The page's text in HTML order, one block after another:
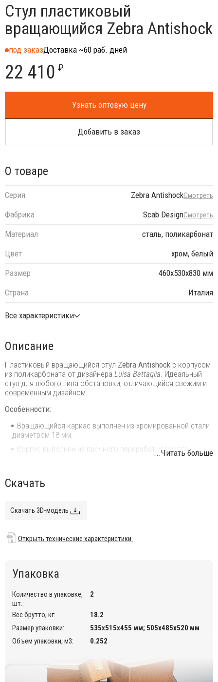
Стул пластиковый
вращающийся Zebra Antishock
под заказДоставка ~60 раб. дней
22 410 ₽
Узнать оптовую цену
Добавить в заказ
О товаре
Серия Zebra AntishockСмотреть
Фабрика Scab DesignСмотреть
Материал
сталь, поликарбонат
Цвет
хром, белый
Размер
460х530х830 мм
Страна
Италия
Все характеристики
Описание
Пластиковый вращающийся стул Zebra Antishock с корпусом
из поликарбоната от дизайнера Luisa Battaglia . Идеальный
стул для любого типа обстановки, отличающийся свежим и
современным дизайном.
Особенности:
Вращающийся каркас выполнен из хромированной стали
диаметром 18 мм.
Корпус выполнен из прочного перерабатываемого
внутреннем интерьере кафе, ресторанов.
...Читать больше
Скачать
Скачать 3D-модель
Открыть технические характеристики.
Упаковка
Количество в упаковке,
шт.:
2
Вес брутто, кг:
18.2
Размер упаковки:
535х515х455 мм; 505х485х520 мм
Объем упаковки, м3:
0.252